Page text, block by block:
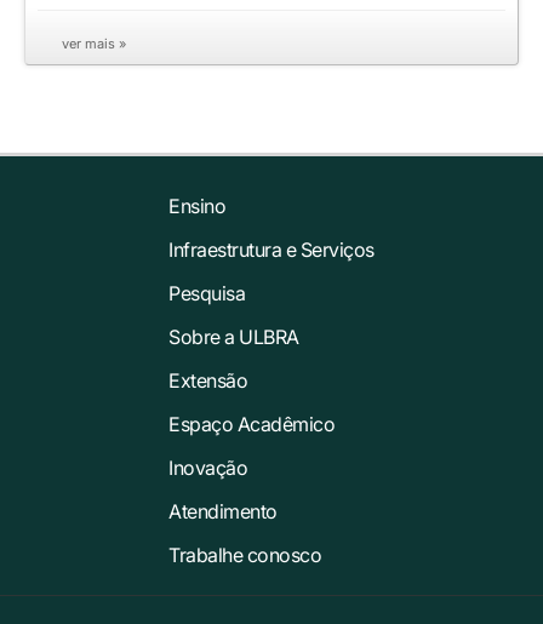
ver mais »
Ensino
Infraestrutura e Serviços
Pesquisa
Sobre a ULBRA
Extensão
Espaço Acadêmico
Inovação
Atendimento
Trabalhe conosco